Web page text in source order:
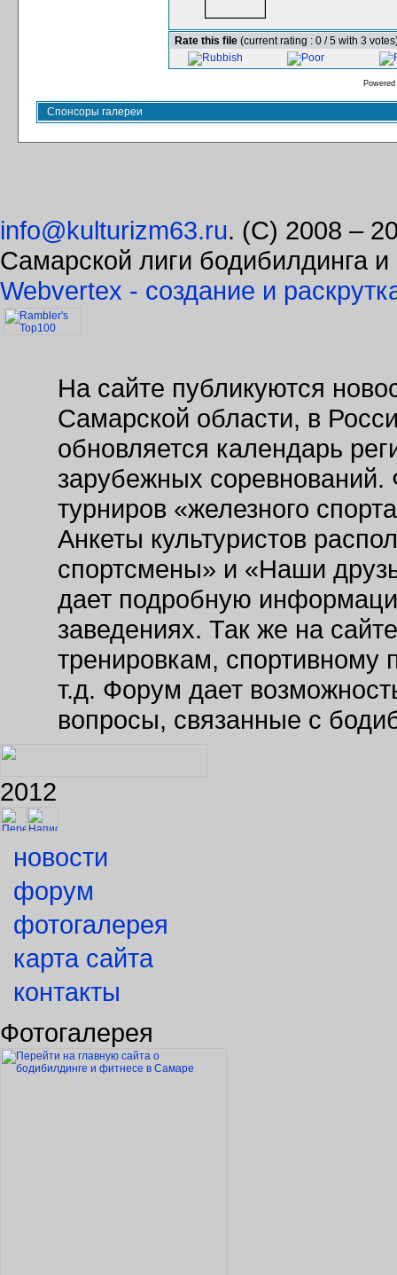
Rate this file (current rating : 0 / 5 with 3
Спонсоры галереи
info@kulturizm63.ru. (C) 2008 –
Самарской лиги бодибилдинга
Webvertex - создание и
На сайте публикуются
Самарской области, в
обновляется календарь
зарубежных соревнований.
турниров «железного
Анкеты культуристов
спортсмены» и «Наши
дает подробную
заведениях. Так же на
тренировкам, спортивному
т.д. Форум дает
вопросы, связанные с
2012
новости
форум
фотогалерея
карта сайта
контакты
Фотогалерея